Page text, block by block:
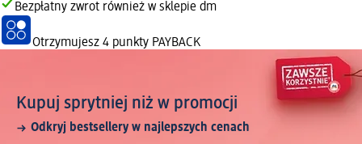
Bezpłatny zwrot również w sklepie dm
Otrzymujesz 4 punkty PAYBACK
Kupuj sprytniej niż w promocji
Odkryj bestsellery w najlepszych cenach